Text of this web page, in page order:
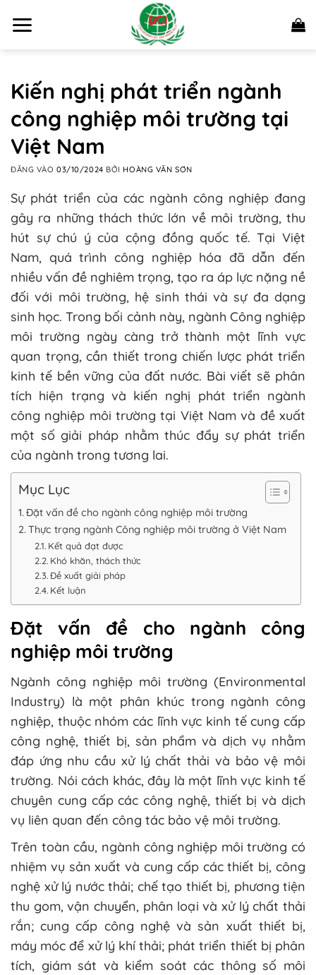
qua
Kiến nghị phát triển ngành
công nghiệp môi trường tại
Việt Nam
ĐĂNG VÀO03/10/2024 BỞI HOÀNG VĂN SƠN
Sự phát triển của các ngành công nghiệp đang
gây ra những thách thức lớn về môi trường, thu
hút sự chú ý của cộng đồng quốc tế. Tại Việt
Nam, quá trình công nghiệp hóa đã dẫn đến
nhiều vấn đề nghiêm trọng, tạo ra áp lực nặng nề
đối với môi trường, hệ sinh thái và sự đa dạng
sinh học. Trong bối cảnh này, ngành Công nghiệp
môi trường ngày càng trở thành một lĩnh vực
quan trọng, cần thiết trong chiến lược phát triển
kinh tế bền vững của đất nước. Bài viết sẽ phân
tích hiện trạng và kiến nghị phát triển ngành
công nghiệp môi trường tại Việt Nam và đề xuất
một số giải pháp nhằm thúc đẩy sự phát triển
của ngành trong tương lai.
Mục Lục
Đặt vấn đề cho ngành công nghiệp môi trường
Thực trạng ngành Công nghiệp môi trường ở Việt Nam
Kết quả đạt được
Khó khăn, thách thức
Đề xuất giải pháp
Kết luận
Đặt vấn đề cho ngành công
nghiệp môi trường
Ngành công nghiệp môi trường (Environmental
Industry) là một phân khúc trong ngành công
nghiệp, thuộc nhóm các lĩnh vực kinh tế cung cấp
công nghệ, thiết bị, sản phẩm và dịch vụ nhằm
đáp ứng nhu cầu xử lý chất thải và bảo vệ môi
trường. Nói cách khác, đây là một lĩnh vực kinh tế
chuyên cung cấp các công nghệ, thiết bị và dịch
vụ liên quan đến công tác bảo vệ môi trường.
Trên toàn cầu, ngành công nghiệp môi trường có
nhiệm vụ sản xuất và cung cấp các thiết bị, công
nghệ xử lý nước thải; chế tạo thiết bị, phương tiện
thu gom, vận chuyển, phân loại và xử lý chất thải
rắn; cung cấp công nghệ và sản xuất thiết bị,
máy móc để xử lý khí thải; phát triển thiết bị phân
tích, giám sát và kiểm soát các thông số môi